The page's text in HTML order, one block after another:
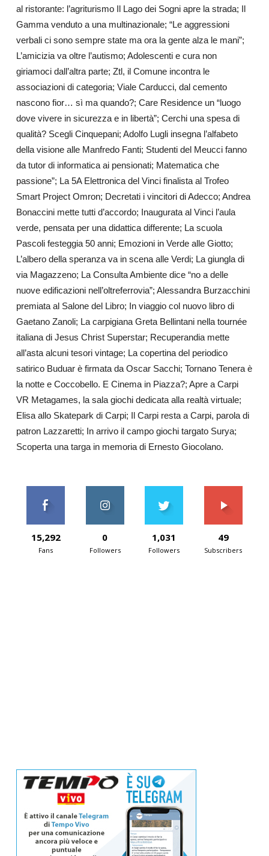
al ristorante: l’agriturismo Il Lago dei Sogni apre la strada; Il
Gamma venduto a una multinazionale; “Le aggressioni
verbali ci sono sempre state ma ora la gente alza le mani”;
L’amicizia va oltre l’autismo; Adolescenti e cura non
giriamoci dall’altra parte; Ztl, il Comune incontra le
associazioni di categoria; Viale Carducci, dal cemento
nascono fior… sì ma quando?; Care Residence un “luogo
dove vivere in sicurezza e in libertà”; Cerchi una spesa di
qualità? Scegli Cinquepani; Adolfo Lugli insegna l’alfabeto
della visione alle Manfredo Fanti; Studenti del Meucci fanno
da tutor di informatica ai pensionati; Matematica che
passione”; La 5A Elettronica del Vinci finalista al Trofeo
Smart Project Omron; Decretati i vincitori di Adecco; Andrea
Bonaccini mette tutti d’accordo; Inaugurata al Vinci l’aula
verde, pensata per una didattica differente; La scuola
Pascoli festeggia 50 anni; Emozioni in Verde alle Giotto;
L’albero della speranza va in scena alle Verdi; La giungla di
via Magazzeno; La Consulta Ambiente dice “no a delle
nuove edificazioni nell’oltreferrovia”; Alessandra Burzacchini
premiata al Salone del Libro; In viaggio col nuovo libro di
Gaetano Zanoli; La carpigiana Greta Bellintani nella tournée
italiana di Jesus Christ Superstar; Recuperandia mette
all’asta alcuni tesori vintage; La copertina del periodico
satirico Buduar è firmata da Oscar Sacchi; Tornano Tenera è
la notte e Coccobello. E Cinema in Piazza?; Apre a Carpi
VR Metagames, la sala giochi dedicata alla realtà virtuale;
Elisa allo Skatepark di Carpi; Il Carpi resta a Carpi, parola di
patron Lazzaretti; In arrivo il campo giochi targato Surya;
Scoperta una targa in memoria di Ernesto Giocolano.
15,292
Fans
0
Followers
1,031
Followers
49
Subscribers